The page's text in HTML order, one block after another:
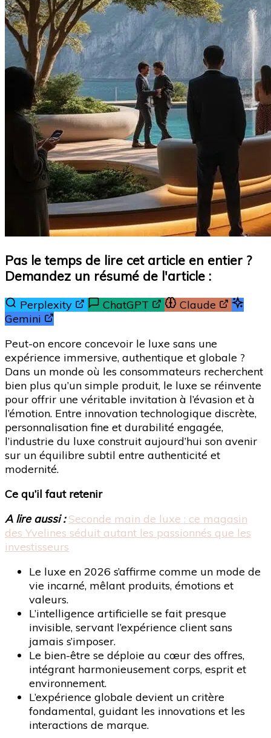
Pas le temps de lire cet article en entier ?
Demandez un résumé de l'article :
Perplexity ChatGPT
Claude
Gemini
Peut-on encore concevoir le luxe sans une
expérience immersive, authentique et globale ?
Dans un monde où les consommateurs recherchent
bien plus qu’un simple produit, le luxe se réinvente
pour offrir une véritable invitation à l’évasion et à
l’émotion. Entre innovation technologique discrète,
personnalisation fine et durabilité engagée,
l’industrie du luxe construit aujourd’hui son avenir
sur un équilibre subtil entre authenticité et
modernité.
Ce qu’il faut retenir
A lire aussi : Seconde main de luxe : ce magasin
des Yvelines séduit autant les passionnés que les
investisseurs
Le luxe en 2026 s’affirme comme un mode de
vie incarné, mêlant produits, émotions et
valeurs.
L’intelligence artificielle se fait presque
invisible, servant l’expérience client sans
jamais s’imposer.
Le bien-être se déploie au cœur des offres,
intégrant harmonieusement corps, esprit et
environnement.
L’expérience globale devient un critère
fondamental, guidant les innovations et les
interactions de marque.